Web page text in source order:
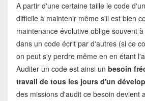
A partir d'une certaine taille le code
difficile à maintenir même s'il est bien
maintenance évolutive oblige souvent
dans un code écrit par d'autres (si ce
on peut s'y perdre même en en étant
Auditer un code est ainsi un besoin
travail de tous les jours d'un
des missions d'audit ce besoin devient